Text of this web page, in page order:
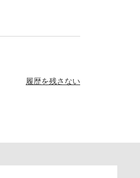
履歴を残さない